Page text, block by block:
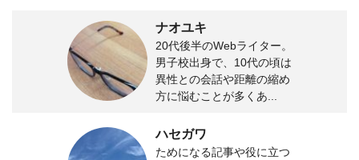
ナオユキ
20代後半のWebライター。
男子校出身で、10代の頃は
異性との会話や距離の縮め
方に悩むことが多くあ...
ハセガワ
ためになる記事や役に立つ